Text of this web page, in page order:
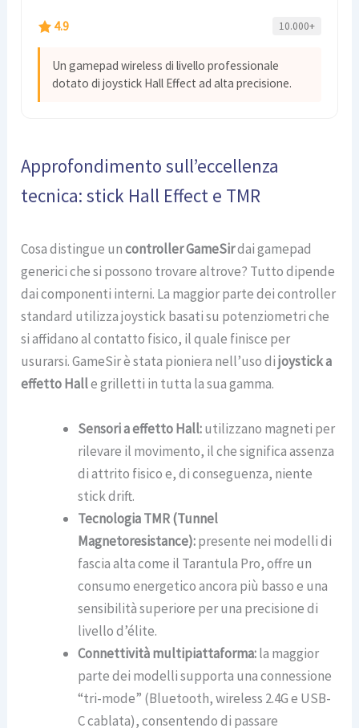
4.9 10.000+
Un gamepad wireless di livello professionale
dotato di joystick Hall Effect ad alta precisione.
Approfondimento sull’eccellenza
tecnica: stick Hall Effect e TMR
Cosa distingue uncontroller GameSirdai gamepad
generici che si possono trovare altrove? Tutto dipende
dai componenti interni. La maggior parte dei controller
standard utilizza joystick basati su potenziometri che
si affidano al contatto fisico, il quale finisce per
usurarsi. GameSir è stata pioniera nell’uso dijoystick a
effetto Halle grilletti in tutta la sua gamma.
Sensori a effetto Hall:utilizzano magneti per
rilevare il movimento, il che significa assenza
di attrito fisico e, di conseguenza, niente
stick drift.
Tecnologia TMR (Tunnel
Magnetoresistance):presente nei modelli di
fascia alta come il Tarantula Pro, offre un
consumo energetico ancora più basso e una
sensibilità superiore per una precisione di
livello d’élite.
Connettività multipiattaforma:la maggior
parte dei modelli supporta una connessione
“tri-mode” (Bluetooth, wireless 2.4G e USB-
C cablata), consentendo di passare